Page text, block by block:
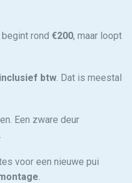
rond €200, maar loopt
btw. Dat is meestal
Een zware deur
voor een nieuwe pui
.